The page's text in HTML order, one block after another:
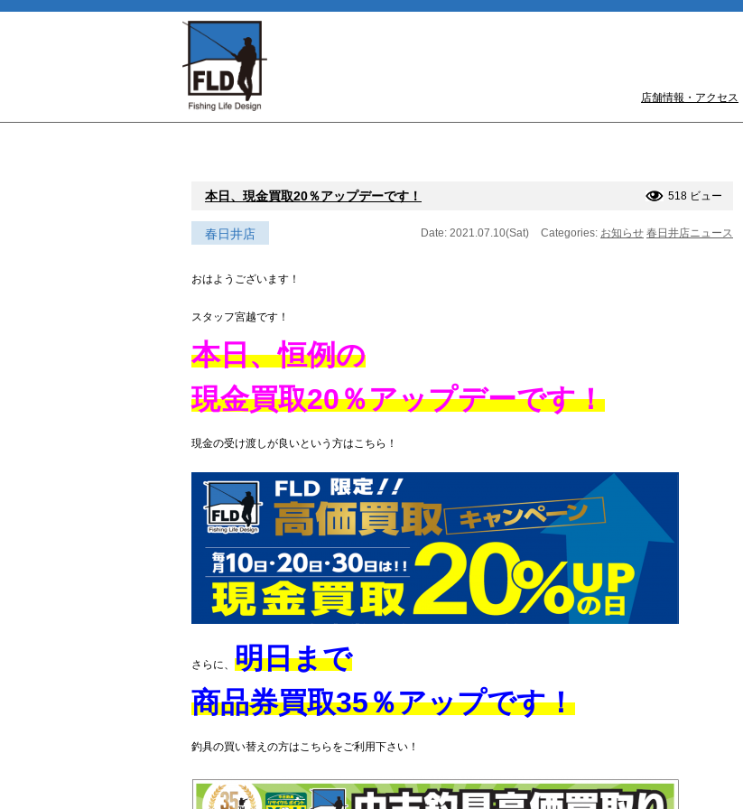
店舗情報・アクセス
本日、現金買取20％アップデーです！ 518 ビュー
春日井店 Date: 2021.07.10(Sat) Categories: お知らせ 春日井店ニュース
おはようございます！
スタッフ宮越です！
本日、恒例の
現金買取20％アップデーです！
現金の受け渡しが良いという方はこちら！
さらに、 明日まで
商品券買取35％アップです！
釣具の買い替えの方はこちらをご利用下さい！